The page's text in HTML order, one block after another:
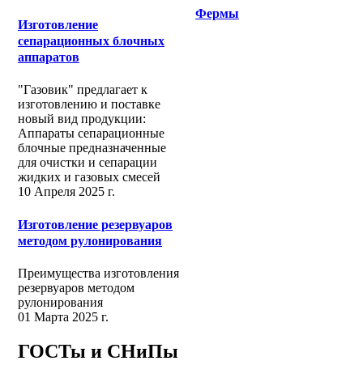
Изготовление
сепарационных блочных
аппаратов
"Газовик" предлагает к
изготовлению и поставке
новый вид продукции:
Аппараты сепарационные
блочные предназначенные
для очистки и сепарации
жидких и газовых смесей
10 Апреля 2025 г.
Изготовление резервуаров
методом рулонирования
Преимущества изготовления
резервуаров методом
рулонирования
01 Марта 2025 г.
ГОСТы и СНиПы
Фермы